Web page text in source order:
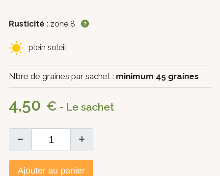
Rusticité : zone 8
plein soleil
Nbre de graines par sachet : minimum 45 graines
4,50 € - Le sachet
Ajouter au panier